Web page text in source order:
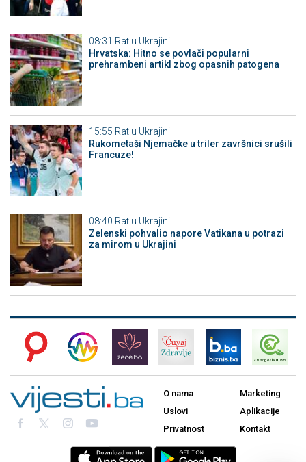
08:31 Rat u Ukrajini
Hrvatska: Hitno se povlači popularni
prehrambeni artikl zbog opasnih patogena
15:55 Rat u Ukrajini
Rukometaši Njemačke u triler završnici srušili
Francuze!
08:40 Rat u Ukrajini
Zelenski pohvalio napore Vatikana u potrazi
za mirom u Ukrajini
O nama
Uslovi
Privatnost
Marketing
Aplikacije
Kontakt